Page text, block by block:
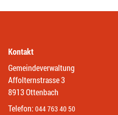
Kontakt
Gemeindeverwaltung
Affolternstrasse 3
8913 Ottenbach
Telefon: 044 763 40 50